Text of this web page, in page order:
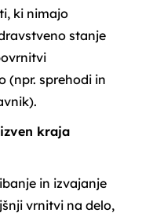
ki nimajo
stanje
(npr. sprehodi in
kraja
in izvajanje
vrnitvi na delo,